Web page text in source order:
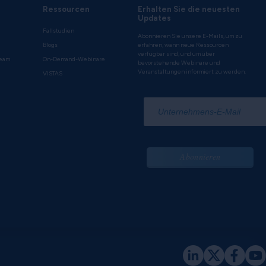
Ressourcen
Fallstudien
Blogs
On-Demand-Webinare
VISTAS
Erhalten Sie die neuesten
Updates
Abonnieren Sie unsere E-Mails, um zu
erfahren, wann neue Ressourcen
verfügbar sind, und um über
bevorstehende Webinare und
Veranstaltungen informiert zu werden.
Abonnieren